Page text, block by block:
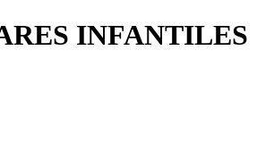
INFANTILES